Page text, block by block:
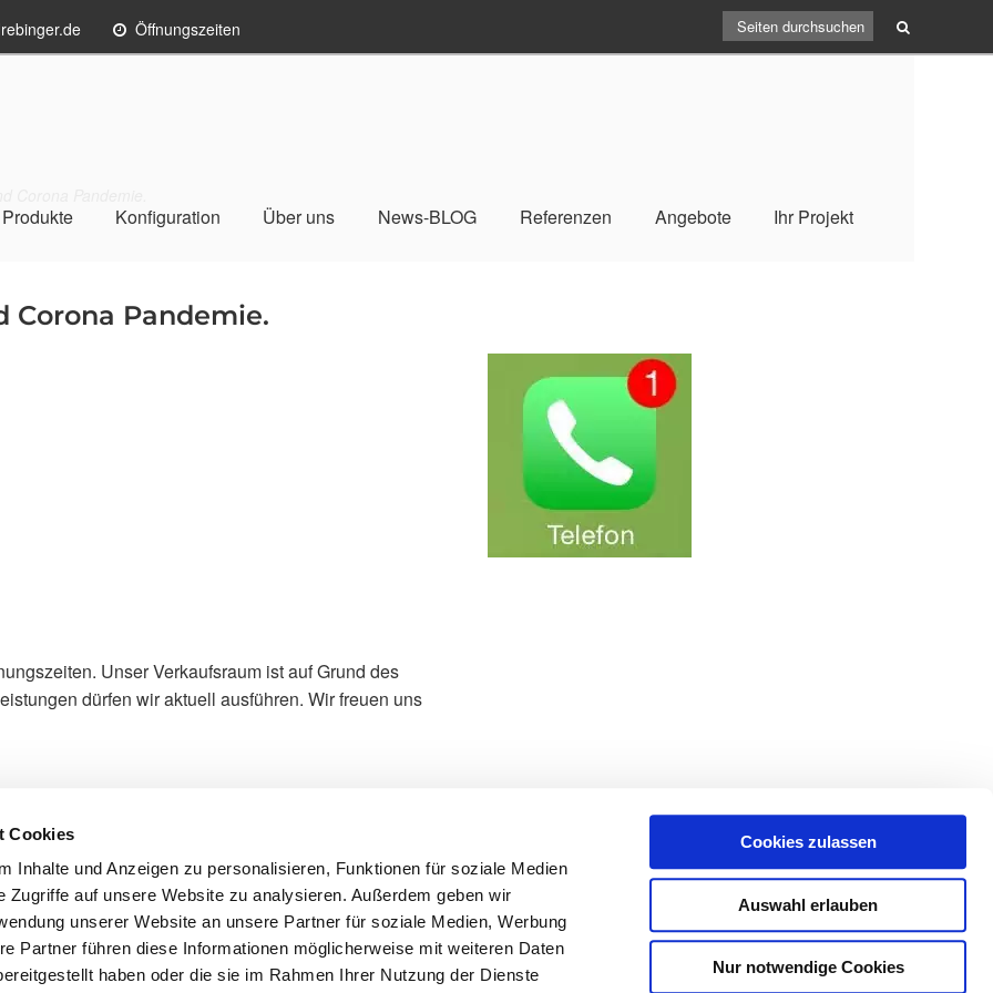
Cookies
Inhalte und Anzeigen zu personalisieren, Funktionen für soziale Medien
Zugriffe auf unsere Website zu analysieren. Außerdem geben wir
unserer Website an unsere Partner für soziale Medien, Werbung
Partner führen diese Informationen möglicherweise mit weiteren Daten
haben oder die sie im Rahmen Ihrer Nutzung der Dienste
Cookies zulassen
Auswahl erlauben
Nur notwendige Cookies
Öffnungszeiten
Produkte Konfiguration Über uns News-BLOG Referenzen Angebote Ihr Projekt
Corona Pandemie.
Unser Verkaufsraum ist auf Grund des
dürfen wir aktuell ausführen. Wir freuen uns
Aktion – Winterpreise auf Kassetten-Markisen
Impressum Datenschutz
Sitemap